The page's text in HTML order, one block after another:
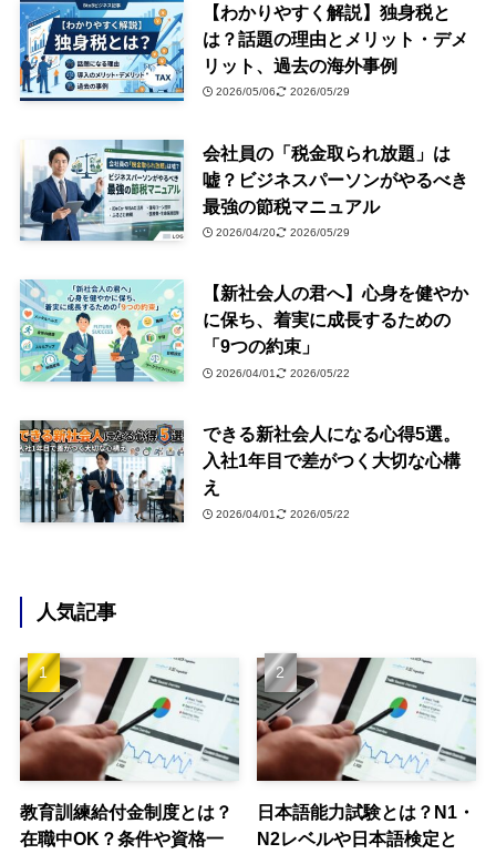
【わかりやすく解説】独身税と
は？話題の理由とメリット・デメ
リット、過去の海外事例
2026/05/06 2026/05/29
会社員の「税金取られ放題」は
嘘？ビジネスパーソンがやるべき
最強の節税マニュアル
2026/04/20 2026/05/29
【新社会人の君へ】心身を健やか
に保ち、着実に成長するための
「9つの約束」
2026/04/01 2026/05/22
できる新社会人になる心得5選。
入社1年目で差がつく大切な心構
え
2026/04/01 2026/05/22
人気記事
教育訓練給付金制度とは？
在職中OK？条件や資格一
日本語能力試験とは？N1・
N2レベルや日本語検定と